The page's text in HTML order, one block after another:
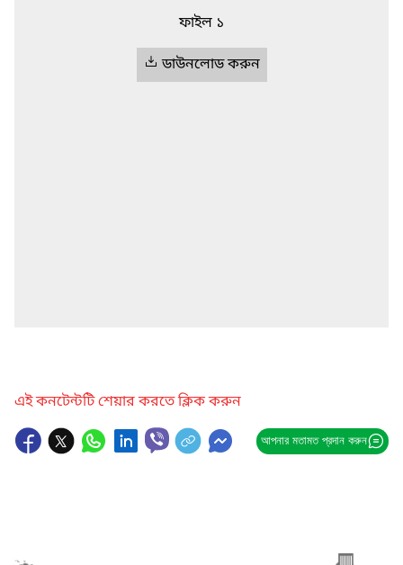
ফাইল ১
ডাউনলোড করুন
এই কনটেন্টটি শেয়ার করতে ক্লিক করুন
আপনার মতামত প্রদান করুন